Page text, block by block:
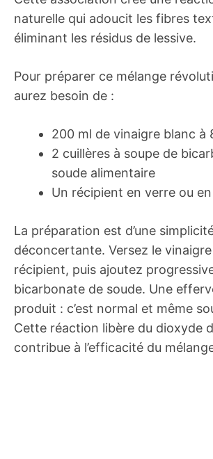
naturelle qui adoucit les fibres
éliminant les résidus de lessive.
Pour préparer ce mélange
aurez besoin de :
200 ml de vinaigre blanc à
2 cuillères à soupe de
soude alimentaire
Un récipient en verre ou
La préparation est d’une
déconcertante. Versez le
récipient, puis ajoutez
bicarbonate de soude. Une
produit : c’est normal et même
Cette réaction libère du dioxyde
contribue à l’efficacité du